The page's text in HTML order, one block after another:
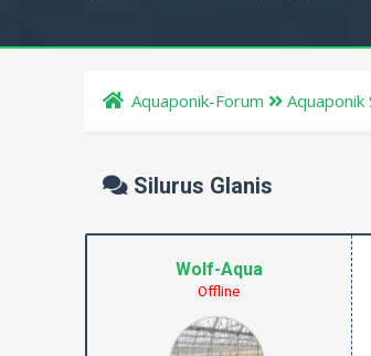
Aquaponik-Forum
Silurus Glanis
Wolf-Aqua
Offline